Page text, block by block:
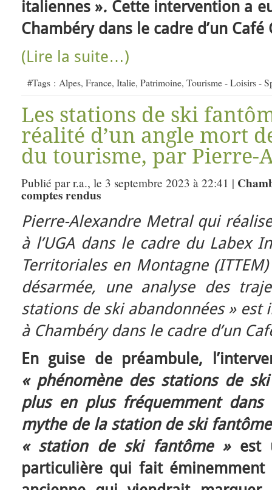
italiennes ». Cette intervention a
Chambéry dans le cadre d’un Café
(Lire la suite…)
#Tags : Alpes, France, Italie, Patrimoine, Tourisme - Loisirs -
Les stations de ski
réalité d’un angle mort
du tourisme, par Pierre-
Publié par r.a., le 3 septembre 2023 à 22:41 |
comptes rendus
Pierre-Alexandre Metral qui
à l’UGA dans le cadre du Labex
Territoriales en Montagne
désarmée, une analyse des
stations de ski abandonnées » est
à Chambéry dans le cadre d’un
En guise de préambule,
« phénomène des stations de
plus en plus fréquemment
mythe de la station de ski
« station de ski fantôme »est
particulière qui fait éminemment